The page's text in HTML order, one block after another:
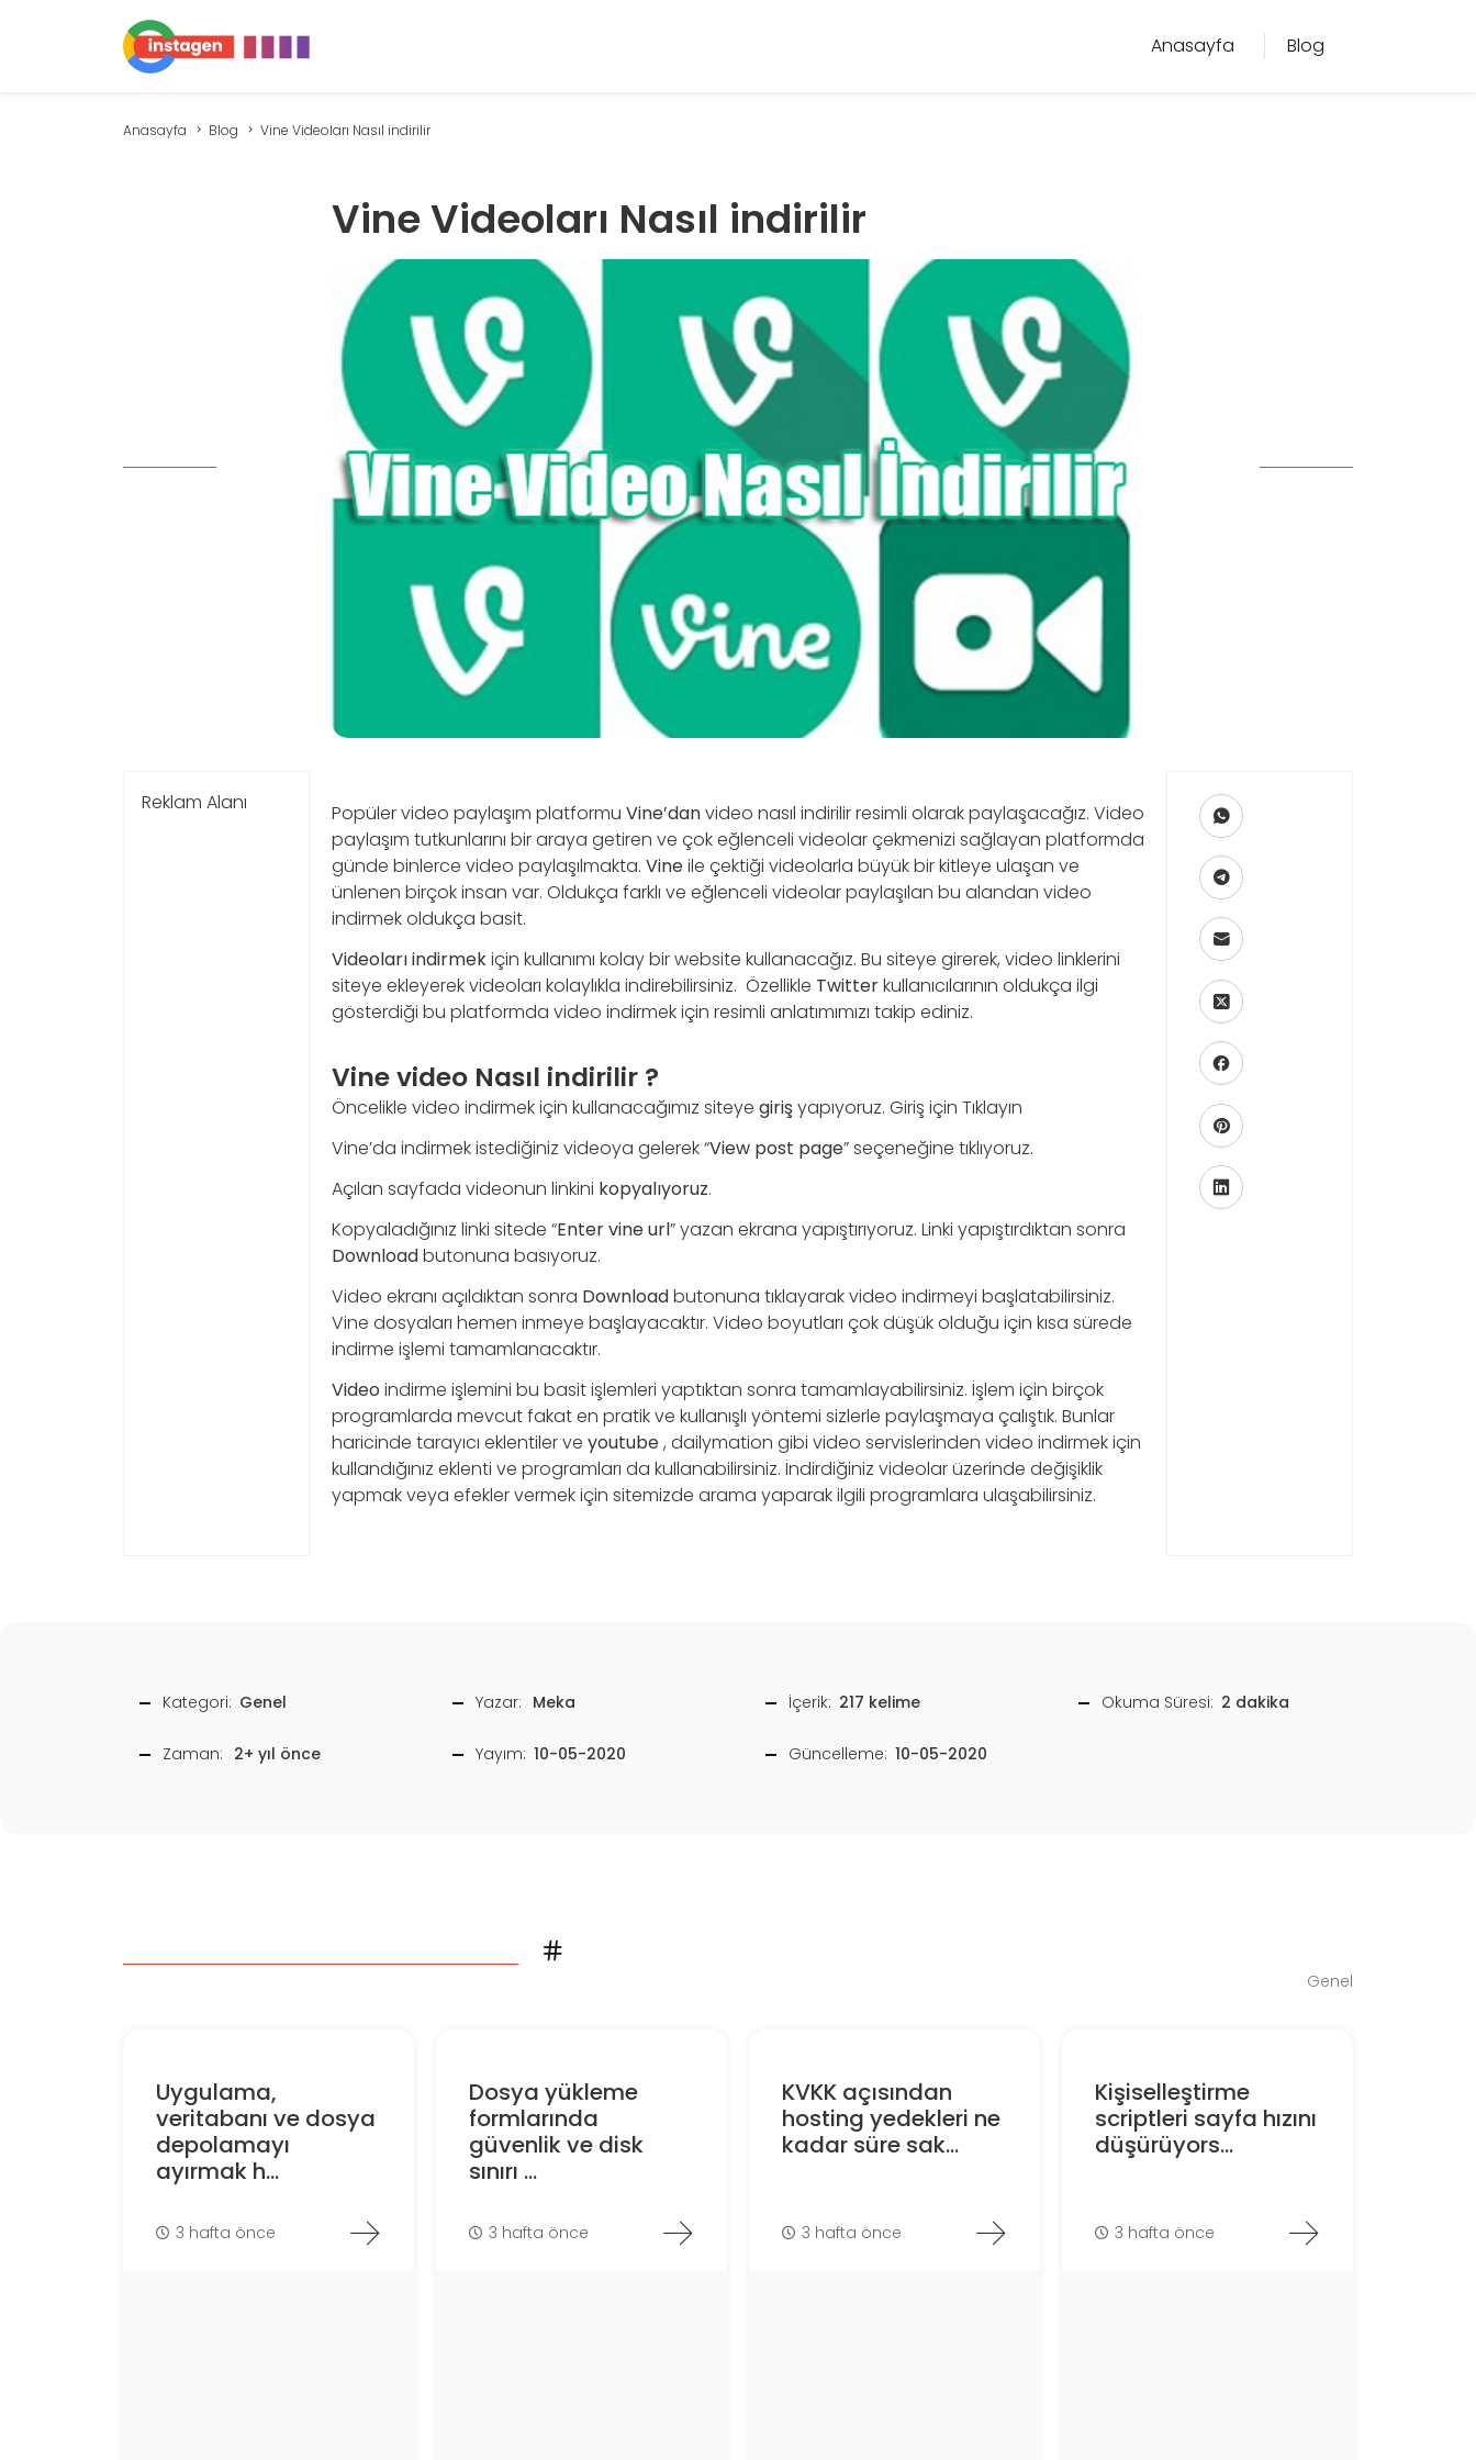
Anasayfa Blog
Anasayfa Blog Vine Videoları Nasıl indirilir
Vine Videoları Nasıl indirilir
Reklam Alanı Popüler video paylaşım platformu Vine’danvideo nasıl indirilir resimli olarak paylaşacağız. Video
paylaşım tutkunlarını bir araya getiren ve çok eğlenceli videolar çekmenizi sağlayan platformda
günde binlerce video paylaşılmakta. Vineile çektiği videolarla büyük bir kitleye ulaşan ve
ünlenen birçok insan var. Oldukça farklı ve eğlenceli videolar paylaşılan bu alandan video
indirmek oldukça basit.
Videolarıindirmekiçin kullanımı kolay bir website kullanacağız. Bu siteye girerek, video linklerini
siteye ekleyerek videoları kolaylıkla indirebilirsiniz. Özellikle Twitterkullanıcılarının oldukça ilgi
gösterdiği bu platformda video indirmek için resimli anlatımımızı takip ediniz.
Vine video Nasıl indirilir ?
Öncelikle video indirmek için kullanacağımız siteye giriş yapıyoruz. Giriş için Tıklayın
Vine’da indirmek istediğiniz videoya gelerek “View post page” seçeneğine tıklıyoruz.
Açılan sayfada videonun linkini kopyalıyoruz.
Kopyaladığınız linki sitede “Enter vine url” yazan ekrana yapıştırıyoruz. Linki yapıştırdıktan sonra
Downloadbutonuna basıyoruz.
Video ekranı açıldıktan sonra Downloadbutonuna tıklayarak video indirmeyi başlatabilirsiniz.
Vine dosyaları hemen inmeye başlayacaktır. Video boyutları çok düşük olduğu için kısa sürede
indirme işlemi tamamlanacaktır.
Video indirme işlemini bu basit işlemleri yaptıktan sonra tamamlayabilirsiniz. İşlem için birçok
programlarda mevcut fakat en pratik ve kullanışlı yöntemi sizlerle paylaşmaya çalıştık. Bunlar
haricinde tarayıcı eklentiler ve youtube, dailymation gibi video servislerinden video indirmek için
kullandığınız eklenti ve programları da kullanabilirsiniz. İndirdiğiniz videolar üzerinde değişiklik
yapmak veya efekler vermek için sitemizde arama yaparak ilgili programlara ulaşabilirsiniz.
Kategori: Genel Yazar: Meka İçerik: 217 kelime Okuma Süresi: 2 dakika
Zaman: 2+ yıl önce Yayım: 10-05-2020 Güncelleme: 10-05-2020
Genel
Uygulama,
veritabanı ve dosya
depolamayı
ayırmak h...
3 hafta önce
Dosya yükleme
formlarında
güvenlik ve disk
sınırı ...
3 hafta önce
KVKK açısından
hosting yedekleri ne
kadar süre sak...
3 hafta önce
Kişiselleştirme
scriptleri sayfa hızını
düşürüyors...
3 hafta önce